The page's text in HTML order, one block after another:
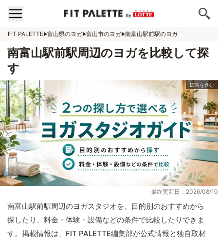
FIT PALETTE 富山県のヨガ 富山市のヨガ 南富山駅前駅のヨガ
南富山駅前駅周辺のヨガを比較して探
す
最終更新日：2026/08/10
南富山駅前駅周辺のヨガスタジオを、目的別のおすすめから
探したり、料金・体験・設備などの条件で比較したりできま
す。掲載情報は、FIT PALETTE編集部が公式情報と独自取材